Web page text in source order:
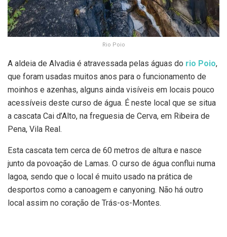
Rio Poio
A aldeia de Alvadia é atravessada pelas águas do rio Poio,
que foram usadas muitos anos para o funcionamento de
moinhos e azenhas, alguns ainda visíveis em locais pouco
acessíveis deste curso de água. É neste local que se situa
a cascata Cai d’Alto, na freguesia de Cerva, em Ribeira de
Pena, Vila Real.
Esta cascata tem cerca de 60 metros de altura e nasce
junto da povoação de Lamas. O curso de água conflui numa
lagoa, sendo que o local é muito usado na prática de
desportos como a canoagem e canyoning. Não há outro
local assim no coração de Trás-os-Montes.